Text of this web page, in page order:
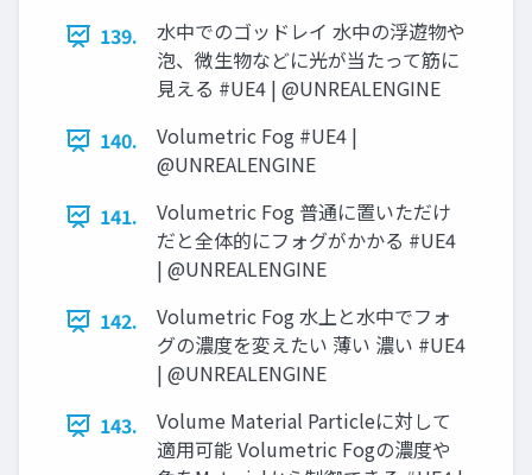
139.
水中でのゴッドレイ 水中の浮遊物や
泡、微生物などに光が当たって筋に
見える #UE4 | @UNREALENGINE
140.
Volumetric Fog #UE4 |
@UNREALENGINE
141.
Volumetric Fog 普通に置いただけ
だと全体的にフォグがかかる #UE4
| @UNREALENGINE
142.
Volumetric Fog 水上と水中でフォ
グの濃度を変えたい 薄い 濃い #UE4
| @UNREALENGINE
143.
Volume Material Particleに対して
適用可能 Volumetric Fogの濃度や